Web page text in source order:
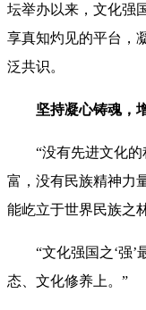
坛举办以来，文化强
享真知灼见的平台，
泛共识。
坚持凝心铸魂，增
“没有先进文化的
富，没有民族精神力
能屹立于世界民族之
“文化强国之‘强’
态、文化修养上。”